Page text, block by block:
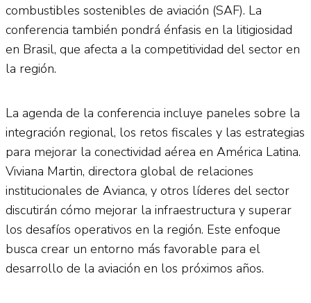
combustibles sostenibles de aviación (SAF). La
conferencia también pondrá énfasis en la litigiosidad
en Brasil, que afecta a la competitividad del sector en
la región.
La agenda de la conferencia incluye paneles sobre la
integración regional, los retos fiscales y las estrategias
para mejorar la conectividad aérea en América Latina.
Viviana Martin, directora global de relaciones
institucionales de Avianca, y otros líderes del sector
discutirán cómo mejorar la infraestructura y superar
los desafíos operativos en la región. Este enfoque
busca crear un entorno más favorable para el
desarrollo de la aviación en los próximos años.